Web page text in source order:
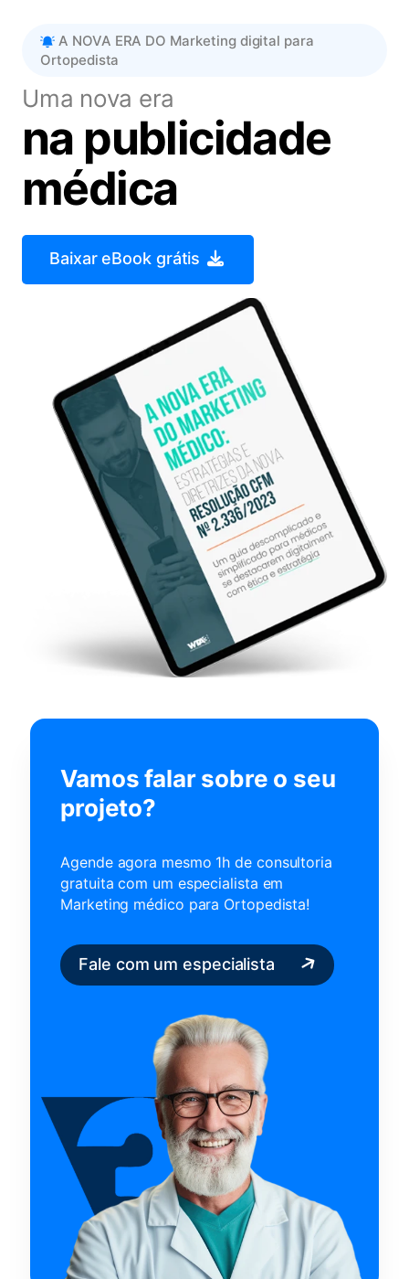
A NOVA ERA DO Marketing digital para
Ortopedista
Uma nova era
na publicidade
médica
Baixar eBook grátis
Vamos falar sobre o seu
projeto?
Agende agora mesmo 1h de consultoria
gratuita com um especialista em
Marketing médico para Ortopedista!
Fale com um especialista